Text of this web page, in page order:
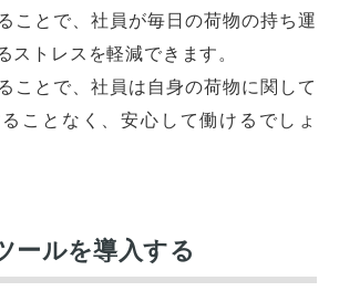
ことで、社員が毎日の荷物の持ち運
ストレスを軽減できます。
ことで、社員は自身の荷物に関して
ことなく、安心して働けるでしょ
ールを導入する